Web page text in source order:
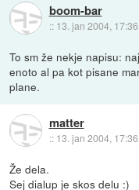
boom-bar
:: 13. jan 2004, 17:36
To sm že nekje napisu:
enoto al pa kot pisane
plane.
matter
:: 13. jan 2004, 17:36
Že dela.
Sej dialup je skos delu :)